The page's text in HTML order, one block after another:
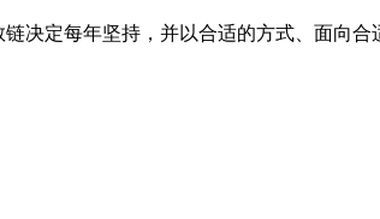
决定每年坚持，并以合适的方式、面向